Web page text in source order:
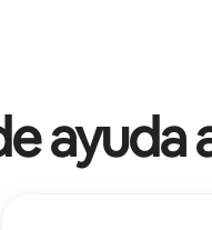
ayuda